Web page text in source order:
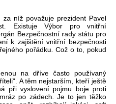
níž považuje prezident Pavel
Existuje Výbor pro vnitřní
Bezpečnostní rady státu pro
k zajištění vnitřní bezpečnosti
pořádku. Což o to, pokud
na dříve často používaný
A těm nejstarším, kteří ještě
při vyslovení pojmu boje proti
po zádech. Je to jen těžko